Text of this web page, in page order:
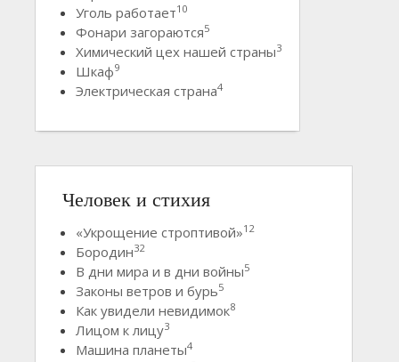
Уголь работает10
Фонари загораются5
Химический цех нашей страны3
Шкаф9
Электрическая страна4
Человек и стихия
«Укрощение строптивой»12
Бородин32
В дни мира и в дни войны5
Законы ветров и бурь5
Как увидели невидимок8
Лицом к лицу3
Машина планеты4